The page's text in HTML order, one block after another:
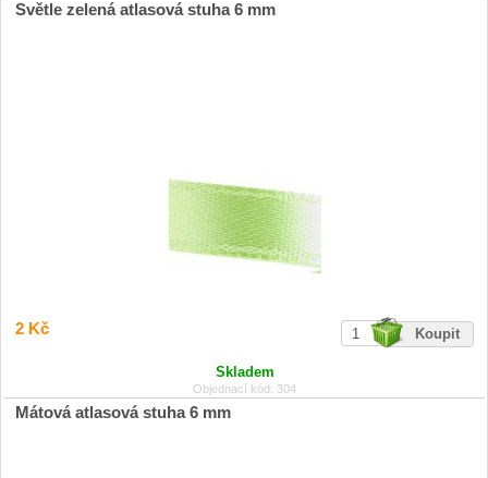
Světle zelená atlasová stuha 6 mm
2 Kč
Skladem
Objednací kód: 304
Mátová atlasová stuha 6 mm